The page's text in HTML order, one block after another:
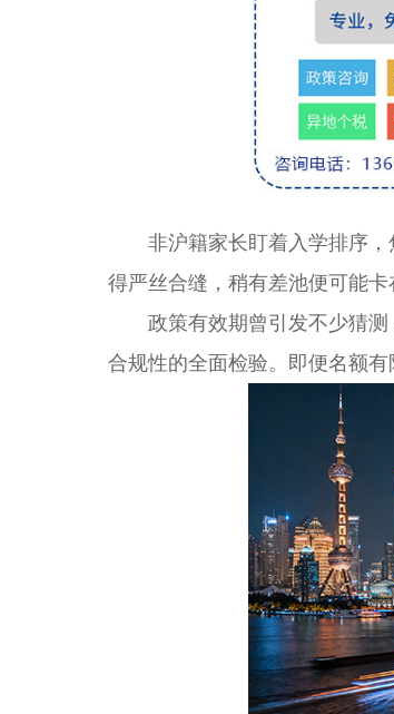
非沪籍家长盯着入学排序，
得严丝合缝，稍有差池便可能卡
政策有效期曾引发不少猜测
合规性的全面检验。即便名额